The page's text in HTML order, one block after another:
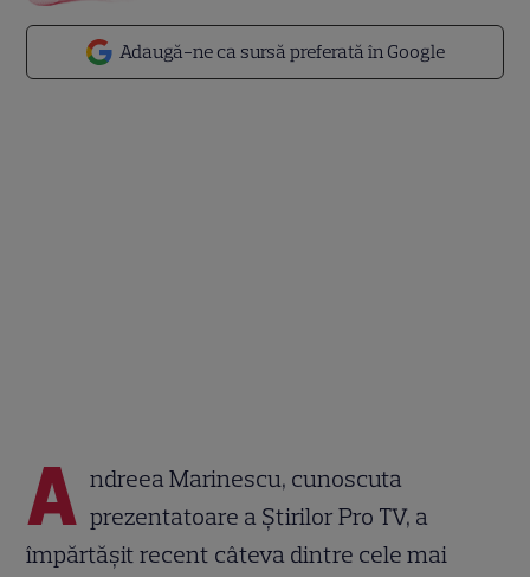
Adaugă-ne ca sursă preferată în Google
A ndreea Marinescu, cunoscuta
prezentatoare a Știrilor Pro TV, a
împărtășit recent câteva dintre cele mai